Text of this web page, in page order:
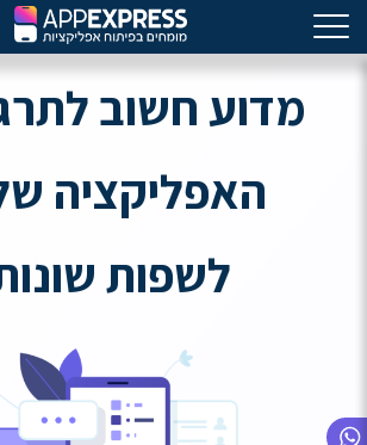
מדוע חשוב
האפליקציה
לשפות